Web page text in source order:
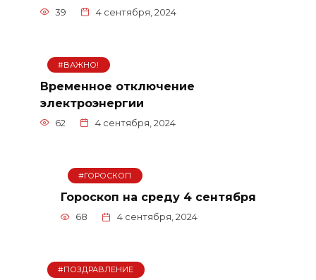
39 4 сентября, 2024
#ВАЖНО!
Временное отключение
электроэнергии
62 4 сентября, 2024
#ГОРОСКОП
Гороскоп на среду 4 сентября
68 4 сентября, 2024
#ПОЗДРАВЛЕНИЕ